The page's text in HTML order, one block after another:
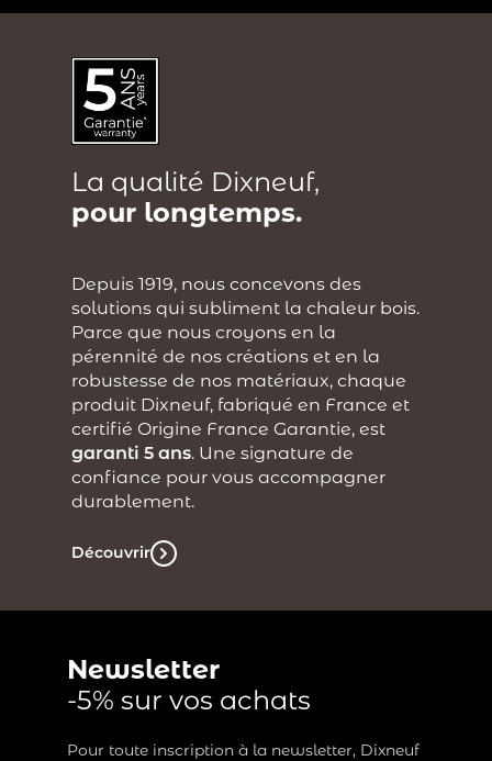
La qualité Dixneuf,
pour longtemps.
Depuis 1919, nous concevons des
solutions qui subliment la chaleur bois.
Parce que nous croyons en la
pérennité de nos créations et en la
robustesse de nos matériaux, chaque
produit Dixneuf, fabriqué en France et
certifié Origine France Garantie, est
garanti 5 ans. Une signature de
confiance pour vous accompagner
durablement.
Découvrir
Newsletter
-5% sur vos achats
Pour toute inscription à la newsletter, Dixneuf